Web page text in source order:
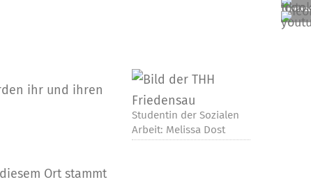
ihr und ihren
Ort stammt
Studentin der Sozialen
Arbeit: Melissa Dost